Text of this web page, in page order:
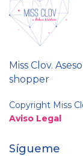
Miss Clov.
shopper
Copyright Miss
Aviso Legal
Sígueme